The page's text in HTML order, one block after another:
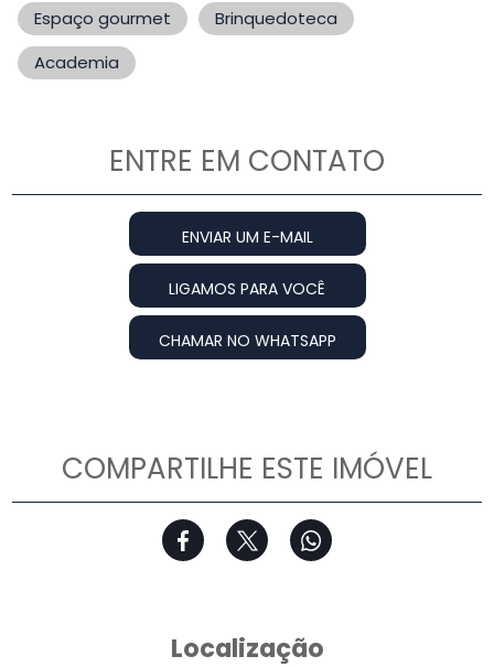
Espaço gourmet
Brinquedoteca
Academia
ENTRE EM CONTATO
ENVIAR UM E-MAIL
LIGAMOS PARA VOCÊ
CHAMAR NO WHATSAPP
COMPARTILHE ESTE IMÓVEL
Localização